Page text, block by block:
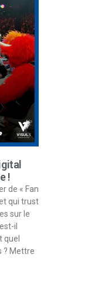
!
de « Fan
qui trust
sur le
il
quel
? Mettre